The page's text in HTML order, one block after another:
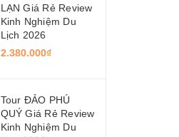
LẠN Giá Rẻ Review
Kinh Nghiệm Du
Lịch 2026
2.380.000₫
Tour ĐẢO PHÚ
QUÝ Giá Rẻ Review
Kinh Nghiệm Du